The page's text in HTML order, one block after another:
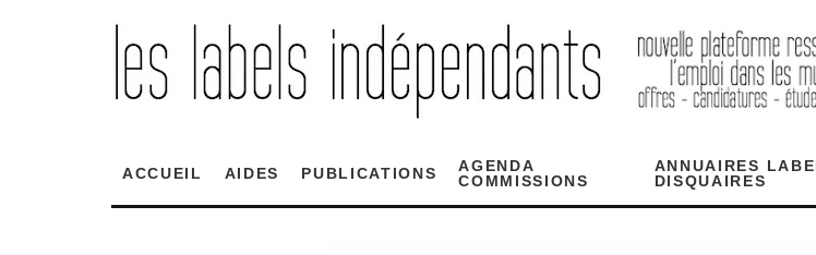
ACCUEIL AIDES PUBLICATIONS
AGENDA
COMMISSIONS
ANNUAIRES
DISQUAIRES